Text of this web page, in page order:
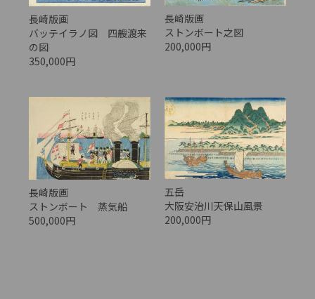
長崎版画
バッテイラノ図 四艘渡来
の図
350,000円
長崎版画
ストンボート之図
200,000円
長崎版画
ストンボート 蒸気船
500,000円
五岳
大阪安治川天保山風景
200,000円